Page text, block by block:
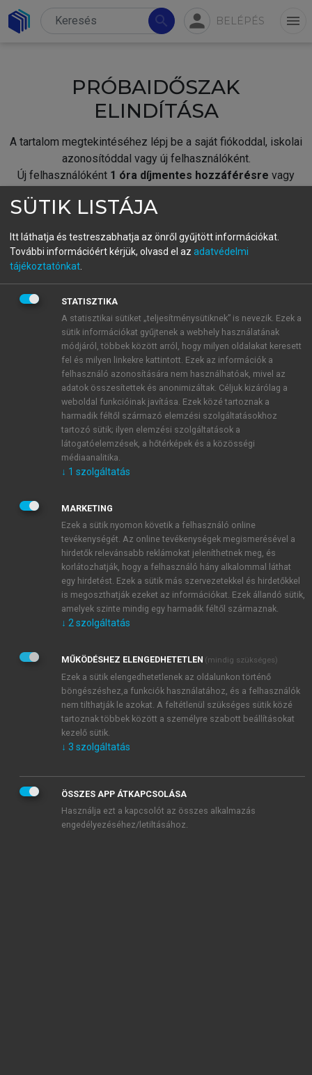
search person BELÉPÉS menu
PRÓBAIDŐSZAK
ELINDÍTÁSA
A tartalom megtekintéséhez lépj be a saját fiókoddal, iskolai
azonosítóddal vagy új felhasználóként.
Új felhasználóként 1 óra díjmentes hozzáférésre vagy
fiókoddal,vagy hozz létre új fiókot.
A regisztráció után apróbaidőszakautomatikusan
BELÉPÉS SAJÁT FIÓKKAL
ÚJ FIÓK LÉTREHOZÁSA
1 óra díjmentes hozzáférés
E-MAIL-CÍM
JELSZÓ
JELSZÓ ÚJRA
Kérek értesítést a MeRSZ újdonságairól, akcióiról.
Kérek értesítést az Akadémiai Kiadó Zrt. újdonságairól,
Adatkezelési tájékoztatóbanfoglaltakat tudomásul
veszem és elfogadom.
Általános vásárlási feltételeket, valamint a szotar.netés a
mersz.huoldalak licencszerződéseiben foglaltakat
tudomásul veszem és elfogadom.
KIPRÓBÁLOM
SÜTIK LISTÁJA
Itt láthatja és testreszabhatja az önről gyűjtött információkat.
További információért kérjük, olvasd el az adatvédelmi
tájékoztatónkat
STATISZTIKA
A statisztikai sütiket „teljesítménysütiknek” is nevezik. Ezek a
sütik információkat gyűjtenek a webhely használatának
módjáról, többek között arról, hogy milyen oldalakat keresett
fel és milyen linkekre kattintott. Ezek az információk a
felhasználó azonosítására nem használhatóak, mivel az
adatok összesítettek és anonimizáltak. Céljuk kizárólag a
weboldal funkcióinak javítása. Ezek közé tartoznak a
harmadik féltől származó elemzési szolgáltatásokhoz
tartozó sütik; ilyen elemzési szolgáltatások a
látogatóelemzések, a hőtérképek és a közösségi
médiaanalitika.
↓ 1 szolgáltatás
MARKETING
Ezek a sütik nyomon követik a felhasználó online
tevékenységét. Az online tevékenységek megismerésével a
hirdetők relevánsabb reklámokat jeleníthetnek meg, és
korlátozhatják, hogy a felhasználó hány alkalommal láthat
egy hirdetést. Ezek a sütik más szervezetekkel és hirdetőkkel
is megoszthatják ezeket az információkat. Ezek állandó sütik,
amelyek szinte mindig egy harmadik féltől származnak.
↓ 2 szolgáltatás
MŰKÖDÉSHEZ ELENGEDHETETLEN (mindig szükséges)
Ezek a sütik elengedhetetlenek az oldalunkon történő
böngészéshez,a funkciók használatához, és a felhasználók
nem tilthatják le azokat. A feltétlenül szükséges sütik közé
tartoznak többek között a személyre szabott beállításokat
kezelő sütik.
↓ 3 szolgáltatás
ÖSSZES APP ÁTKAPCSOLÁSA
Használja ezt a kapcsolót az összes alkalmazás
engedélyezéséhez/letiltásához.